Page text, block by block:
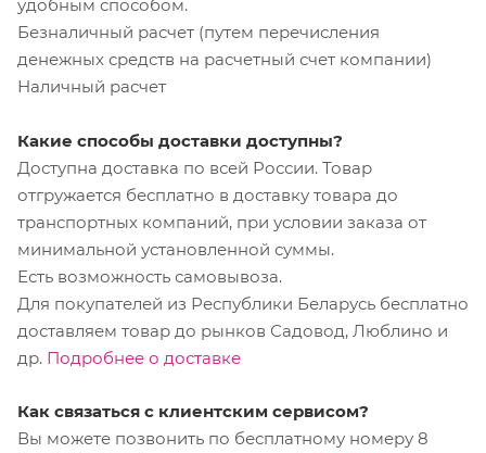
удобным способом.
Безналичный расчет (путем перечисления
денежных средств на расчетный счет компании)
Наличный расчет
Какие способы доставки доступны?
Доступна доставка по всей России. Товар
отгружается бесплатно в доставку товара до
транспортных компаний, при условии заказа от
минимальной установленной суммы.
Есть возможность самовывоза.
Для покупателей из Республики Беларусь бесплатно
доставляем товар до рынков Садовод, Люблино и
др. Подробнее о доставке
Как связаться с клиентским сервисом?
Вы можете позвонить по бесплатному номеру 8